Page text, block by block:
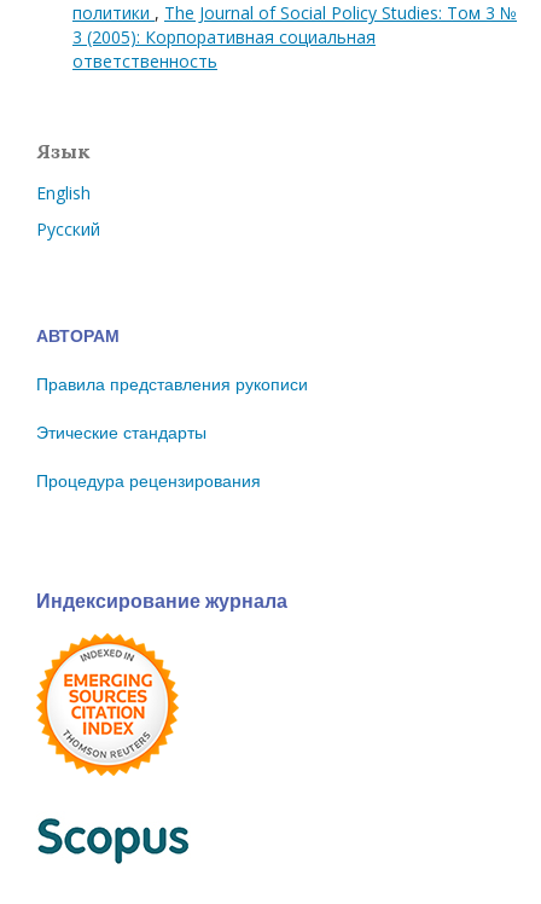
политики , The Journal of Social Policy Studies: Том 3 №
3 (2005): Корпоративная социальная
ответственность
Язык
English
Русский
АВТОРАМ
Правила представления рукописи
Этические стандарты
Процедура рецензирования
Индексирование журнала